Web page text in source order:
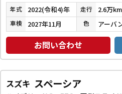
年式 2022(令和4)年 走行 2.6万km
車検 2027年11月 色
お問い合わせ
スズキ スペーシア